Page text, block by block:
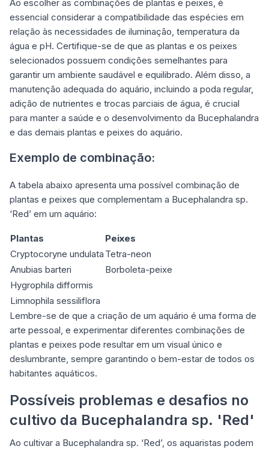
Ao escolher as combinações de plantas e peixes, é
essencial considerar a compatibilidade das espécies em
relação às necessidades de iluminação, temperatura da
água e pH. Certifique-se de que as plantas e os peixes
selecionados possuem condições semelhantes para
garantir um ambiente saudável e equilibrado. Além disso, a
manutenção adequada do aquário, incluindo a poda regular,
adição de nutrientes e trocas parciais de água, é crucial
para manter a saúde e o desenvolvimento da Bucephalandra
e das demais plantas e peixes do aquário.
Exemplo de combinação:
A tabela abaixo apresenta uma possível combinação de
plantas e peixes que complementam a Bucephalandra sp.
‘Red’ em um aquário:
Plantas
Peixes
Cryptocoryne undulata Tetra-neon
Anubias barteri
Borboleta-peixe
Hygrophila difformis
Limnophila sessiliflora
Lembre-se de que a criação de um aquário é uma forma de
arte pessoal, e experimentar diferentes combinações de
plantas e peixes pode resultar em um visual único e
deslumbrante, sempre garantindo o bem-estar de todos os
habitantes aquáticos.
Possíveis problemas e desafios no
cultivo da Bucephalandra sp. 'Red'
Ao cultivar a Bucephalandra sp. ‘Red’, os aquaristas podem